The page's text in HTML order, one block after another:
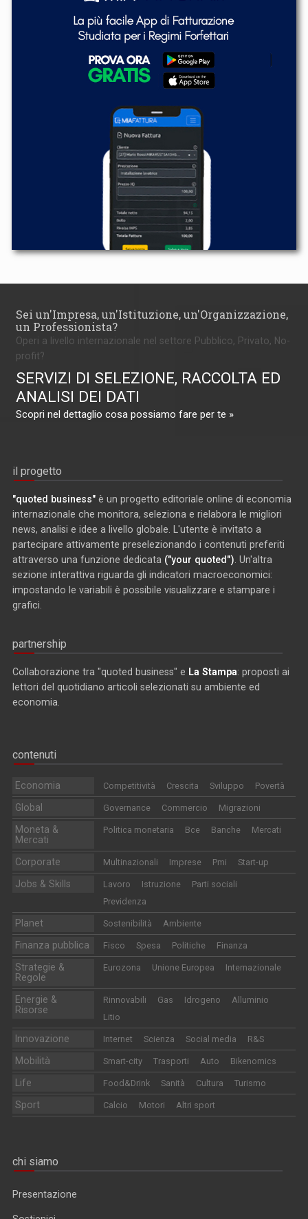
Sei un'Impresa, un'Istituzione, un'Organizzazione,
un Professionista?
Operi a livello internazionale nel settore Pubblico, Privato, No-
profit?
SERVIZI DI SELEZIONE, RACCOLTA ED
ANALISI DEI DATI
Scopri nel dettaglio cosa possiamo fare per te »
il progetto
"quoted business" è un progetto editoriale online di economia
internazionale che monitora, seleziona e rielabora le migliori
news, analisi e idee a livello globale. L'utente è invitato a
partecipare attivamente preselezionando i contenuti preferiti
attraverso una funzione dedicata ("your quoted"). Un'altra
sezione interattiva riguarda gli indicatori macroeconomici:
impostando le variabili è possibile visualizzare e stampare i
grafici.
partnership
Collaborazione tra "quoted business" e La Stampa: proposti ai
lettori del quotidiano articoli selezionati su ambiente ed
economia.
contenuti
Economia Competitività Crescita Sviluppo Povertà
Global Governance Commercio Migrazioni
Moneta &
Mercati
Politica monetaria Bce Banche Mercati
Corporate Multinazionali Imprese Pmi Start-up
Jobs & Skills Lavoro Istruzione
Parti sociali
Previdenza
Planet Sostenibilità Ambiente
Finanza pubblica Fisco Spesa Politiche Finanza
Strategie &
Regole
Eurozona Unione Europea Internazionale
Energie &
Risorse
Rinnovabili Gas Idrogeno
Alluminio
Litio
Innovazione Internet Scienza Social media R&S
Mobilità Smart-city Trasporti Auto Bikenomics
Life Food&Drink Sanità Cultura Turismo
Sport Calcio Motori Altri sport
chi siamo
Presentazione